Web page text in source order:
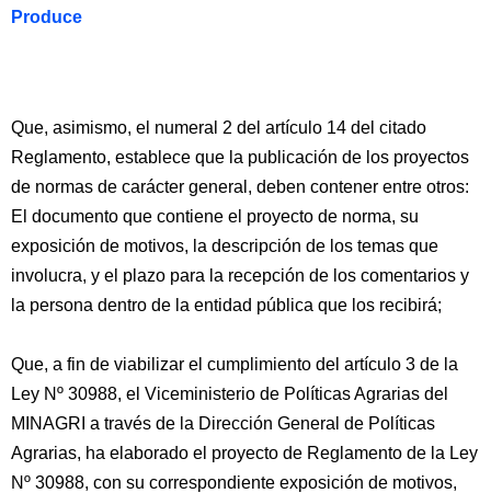
Produce
Que, asimismo, el numeral 2 del artículo 14 del citado
Reglamento, establece que la publicación de los proyectos
de normas de carácter general, deben contener entre otros:
El documento que contiene el proyecto de norma, su
exposición de motivos, la descripción de los temas que
involucra, y el plazo para la recepción de los comentarios y
la persona dentro de la entidad pública que los recibirá;
Que, a fin de viabilizar el cumplimiento del artículo 3 de la
Ley Nº 30988, el Viceministerio de Políticas Agrarias del
MINAGRI a través de la Dirección General de Políticas
Agrarias, ha elaborado el proyecto de Reglamento de la Ley
Nº 30988, con su correspondiente exposición de motivos,